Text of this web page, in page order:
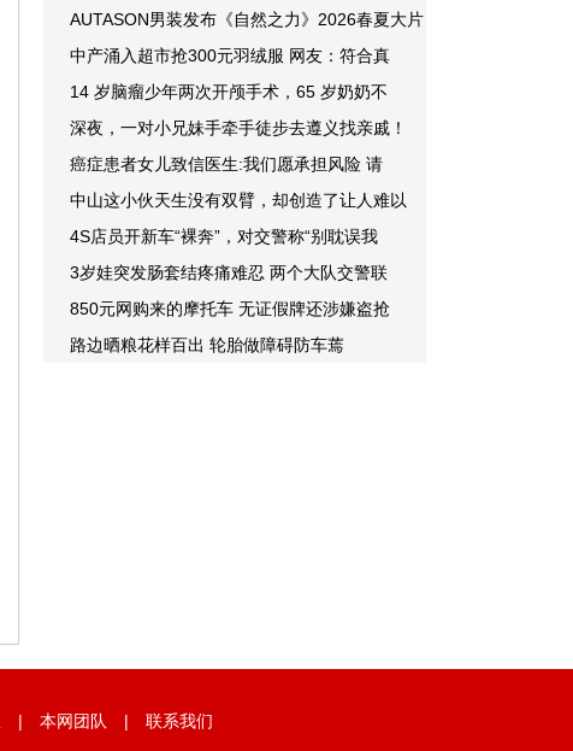
AUTASON男装发布《自然之力》2026春夏大片
中产涌入超市抢300元羽绒服 网友：符合真
14 岁脑瘤少年两次开颅手术，65 岁奶奶不
深夜，一对小兄妹手牵手徒步去遵义找亲戚！
癌症患者女儿致信医生:我们愿承担风险 请
中山这小伙天生没有双臂，却创造了让人难以
4S店员开新车“裸奔”，对交警称“别耽误我
3岁娃突发肠套结疼痛难忍 两个大队交警联
850元网购来的摩托车 无证假牌还涉嫌盗抢
路边晒粮花样百出 轮胎做障碍防车蔫
| 本网团队 | 联系我们